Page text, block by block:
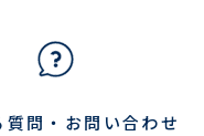
質問・お問い合わせ